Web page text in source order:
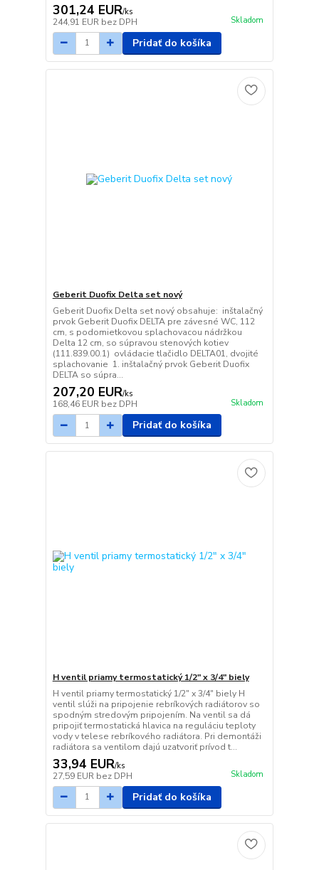
301,24 EUR/ks
244,91 EUR bez DPH Skladom
Pridať do košíka
Geberit Duofix Delta set nový
Geberit Duofix Delta set nový obsahuje: inštalačný
prvok Geberit Duofix DELTA pre závesné WC, 112
cm, s podomietkovou splachovacou nádržkou
Delta 12 cm, so súpravou stenových kotiev
(111.839.00.1) ovládacie tlačidlo DELTA01, dvojité
splachovanie 1. inštalačný prvok Geberit Duofix
DELTA so súpra...
207,20 EUR/ks
168,46 EUR bez DPH Skladom
Pridať do košíka
H ventil priamy termostatický 1/2" x 3/4" biely
H ventil priamy termostatický 1/2" x 3/4" biely H
ventil slúži na pripojenie rebríkových radiátorov so
spodným stredovým pripojením. Na ventil sa dá
pripojiť termostatická hlavica na reguláciu teploty
vody v telese rebríkového radiátora. Pri demontáži
radiátora sa ventilom dajú uzatvoriť prívod t...
33,94 EUR/ks
27,59 EUR bez DPH Skladom
Pridať do košíka